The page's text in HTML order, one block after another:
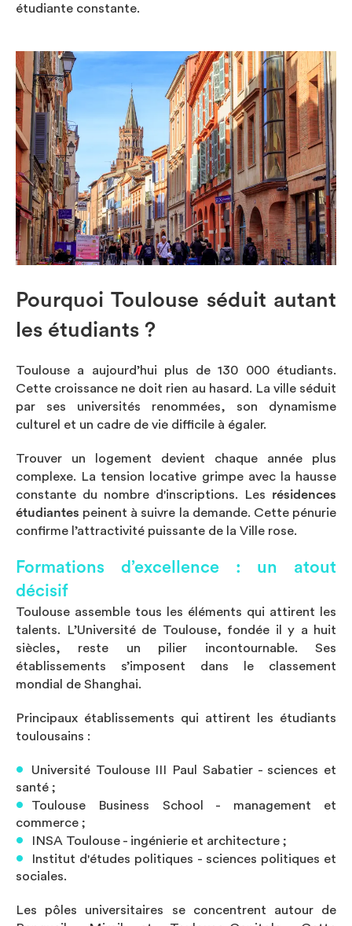
étudiante constante.
Pourquoi Toulouse séduit autant
les étudiants ?
Toulouse a aujourd’hui plus de 130 000 étudiants.
Cette croissance ne doit rien au hasard. La ville séduit
par ses universités renommées, son dynamisme
culturel et un cadre de vie difficile à égaler.
Trouver un logement devient chaque année plus
complexe. La tension locative grimpe avec la hausse
constante du nombre d'inscriptions. Les résidences
étudiantes peinent à suivre la demande. Cette pénurie
confirme l’attractivité puissante de la Ville rose.
Formations d’excellence : un atout
décisif
Toulouse assemble tous les éléments qui attirent les
talents. L’Université de Toulouse, fondée il y a huit
siècles, reste un pilier incontournable. Ses
établissements s’imposent dans le classement
mondial de Shanghai.
Principaux établissements qui attirent les étudiants
toulousains :
Université Toulouse III Paul Sabatier - sciences et
santé ;
Toulouse Business School - management et
commerce ;
INSA Toulouse - ingénierie et architecture ;
Institut d'études politiques - sciences politiques et
sociales.
Les pôles universitaires se concentrent autour de